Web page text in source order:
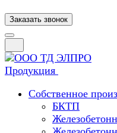
Заказать звонок
Продукция
Собственное
БКТП